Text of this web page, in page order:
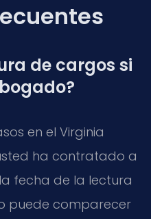
de cargos si
en el Virginia
ha contratado a
fecha de la lectura
puede comparecer